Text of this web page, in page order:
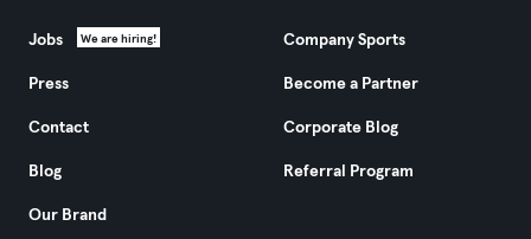
Jobs We are hiring!
Press
Contact
Blog
Our Brand
Company Sports
Become a Partner
Corporate Blog
Referral Program